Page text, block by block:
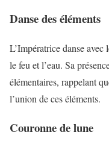
Danse des éléments
L’Impératrice danse avec
le feu et l’eau. Sa
élémentaires, rappelant
l’union de ces éléments.
Couronne de lune